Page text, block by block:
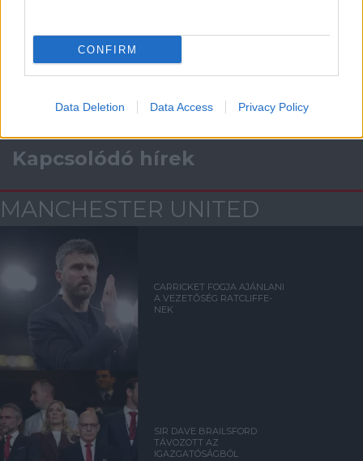
CONFIRM
Data Deletion Data Access Privacy Policy
a ManUtdFanatics.hu működését!
Kapcsolódó hírek
MANCHESTER UNITED
CARRICKET FOGJA AJÁNLANI
A VEZETŐSÉG RATCLIFFE-
NEK
SIR DAVE BRAILSFORD
TÁVOZOTT AZ
IGAZGATÓSÁGBÓL